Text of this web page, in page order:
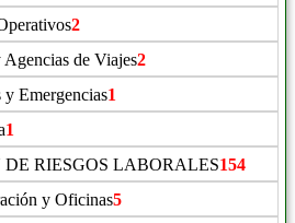
2
de Viajes2
y Emergencias1
1
RIESGOS LABORALES154
y Oficinas5